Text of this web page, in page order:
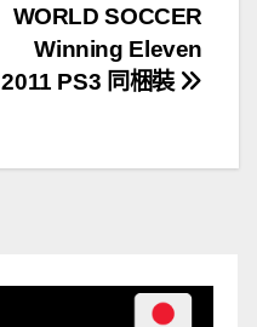
WORLD SOCCER
Winning Eleven
2011 PS3 同梱裝